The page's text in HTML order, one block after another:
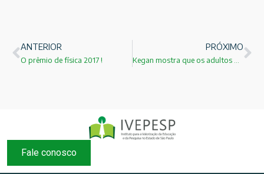
ANTERIOR
O prêmio de física 2017 !
PRÓXIMO
Fale conosco